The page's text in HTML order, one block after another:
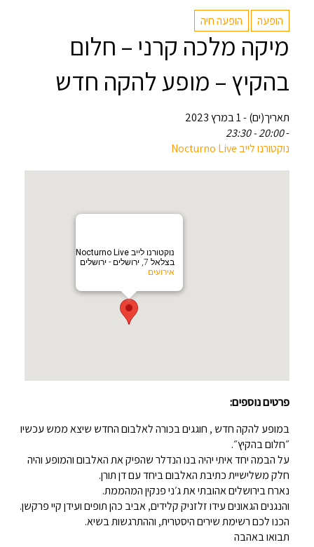
הופעה הופעה חיה
מיקה מלכה קרני – חלום
בהקיץ – מופע להקה חדש
תאריך(ים) - 1 במרץ 2023
-
20:00 - 23:30
‏נוקטורנו לייב Nocturno Live‏
‏נוקטורנו לייב Nocturno Live‏
בצלאל 7, ירושלים - ירושלים
אירועים
פרטים נוספים:
במופע להקה חדש , חוגגים בכורה לאלבום החדש שיצא ממש עכשיו
״חלום בהקיץ״.
על הבמה יחד איתי יהיה בנו הנדלר שהפיק את האלבום והמופע והיה
חלק משלישיית כתיבת האלבום ביחד עם דן תורן.
נארח בירושלים אהובתי את ג׳ני פנקין המהממת.
והנגנים הגאונים עידו זלזניק קלידים, אביב כהן תופים ועידן קיי פרקשן.
הכנו לכם רשימת שירים היסטרית, וההתרגשות בשיא.
תבואו באהבה